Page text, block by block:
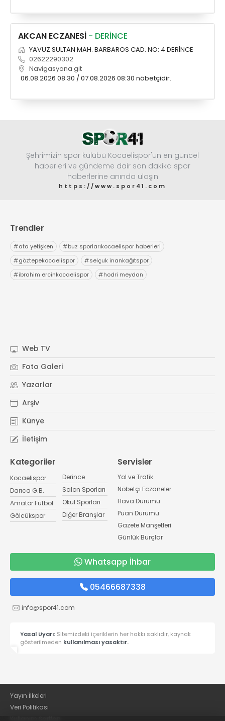
AKCAN ECZANESİ - DERİNCE
YAVUZ SULTAN MAH. BARBAROS CAD. NO: 4 DERİNCE
02622290302
Navigasyona git
06.08.2026 08:30 / 07.08.2026 08:30 nöbetçidir.
Şehrimizin spor kulübü Kocaelispor'un en güncel
haberleri ve gündeme dair son dakika spor
haberlerine anında ulaşın
https://www.spor41.com
Trendler
#ata yetişken #buz sporlarıkocaelispor haberleri
#göztepekocaelispor #selçuk inankağıtspor
#ibrahim ercinkocaelispor #hodri meydan
Web TV
Foto Galeri
Yazarlar
Arşiv
Künye
İletişim
Kategoriler
Kocaelispor
Darıca G.B.
Amatör Futbol
Gölcükspor
Derince
Salon Sporları
Okul Sporları
Diğer Branşlar
Servisler
Yol ve Trafik
Nöbetçi Eczaneler
Hava Durumu
Puan Durumu
Gazete Manşetleri
Günlük Burçlar
Whatsapp İhbar
05466687338
info@spor41.com
Yasal Uyarı: Sitemizdeki içeriklerin her hakkı saklıdır, kaynak
gösterilmeden kullanılması yasaktır.
Yayın İlkeleri
Veri Politikası